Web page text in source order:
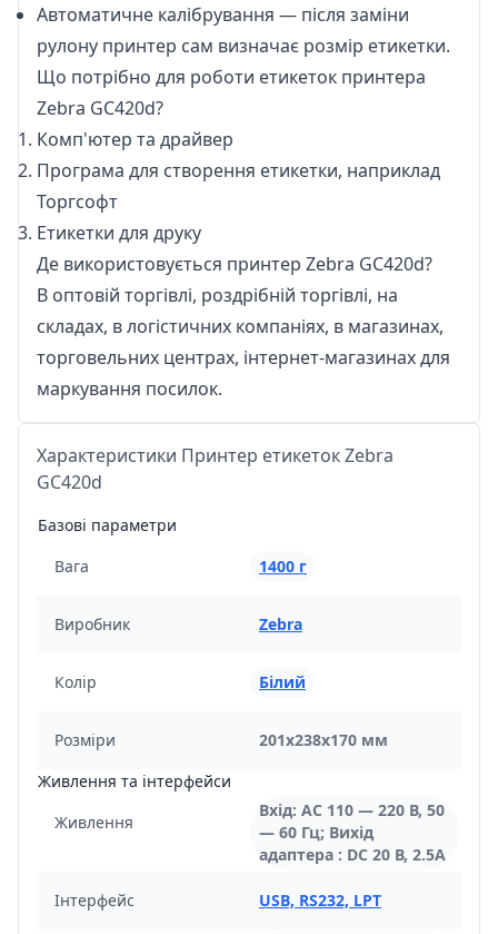
Автоматичне калібрування — після заміни
рулону принтер сам визначає розмір етикетки.
Що потрібно для роботи етикеток принтера
Zebra GC420d?
Комп'ютер та драйвер
Програма для створення етикетки, наприклад
Торгсофт
Етикетки для друку
Де використовується принтер Zebra GC420d?
В оптовій торгівлі, роздрібній торгівлі, на
складах, в логістичних компаніях, в магазинах,
торговельних центрах, інтернет-магазинах для
маркування посилок.
Характеристики Принтер етикеток Zebra
GC420d
Базові параметри
Вага
1400 г
Виробник Zebra
Колір Білий
Розміри
201х238х170 мм
Живлення та інтерфейси
Живлення
Вхід: AC 110 — 220 В, 50
— 60 Гц; Вихід
адаптера : DC 20 В, 2.5A
Інтерфейс USB, RS232, LPT